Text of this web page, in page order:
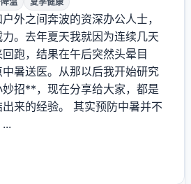
外之间奔波的资深办公人士，
。去年夏天我就因为连续几天
跑，结果在午后突然头晕目
暑送医。从那以后我开始研究
招**，现在分享给大家，都是
来的经验。 其实预防中暑并不